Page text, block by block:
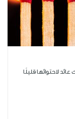
لاحتوائها قليلًا